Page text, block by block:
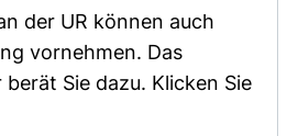
der UR können auch
vornehmen. Das
Sie dazu. Klicken Sie